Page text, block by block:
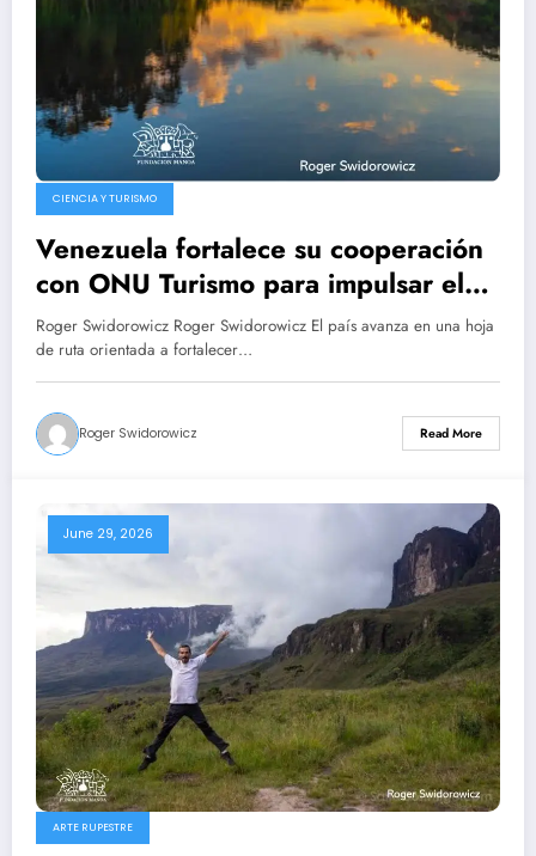
CIENCIA Y TURISMO
Venezuela fortalece su cooperación
con ONU Turismo para impulsar el
genial desarrollo sostenible del
sector
Roger Swidorowicz Roger Swidorowicz El país avanza en una hoja
de ruta orientada a fortalecer…
Roger Swidorowicz Read More
June 29, 2026
ARTE RUPESTRE